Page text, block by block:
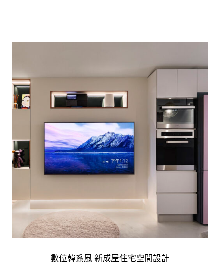
數位韓系風 新成屋住宅空間設計